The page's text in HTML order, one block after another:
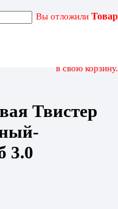
Вы отложили Товар
в свою корзину.
S131
Твистер
3.0